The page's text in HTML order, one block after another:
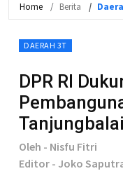
Home Berita
DAERAH 3T
DPR RI
Tanjungbalai
Oleh - Nisfu Fitri
Editor - Joko